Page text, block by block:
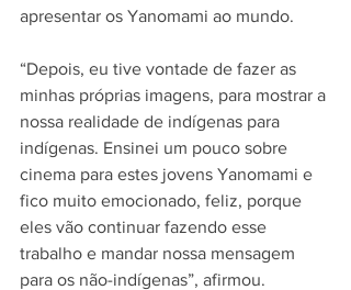
apresentar os Yanomami ao mundo.
“Depois, eu tive vontade de fazer as
minhas próprias imagens, para mostrar a
nossa realidade de indígenas para
indígenas. Ensinei um pouco sobre
cinema para estes jovens Yanomami e
fico muito emocionado, feliz, porque
eles vão continuar fazendo esse
trabalho e mandar nossa mensagem
para os não-indígenas”, afirmou.